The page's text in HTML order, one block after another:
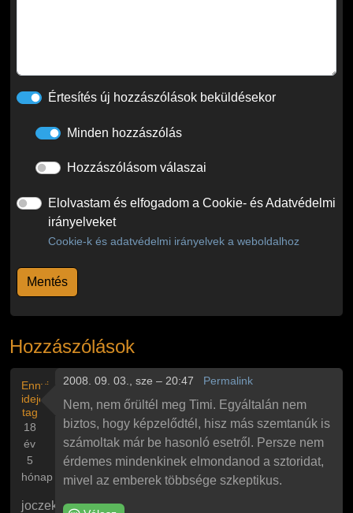
Értesítés új hozzászólások beküldésekor
Minden hozzászólás
Hozzászólásom válaszai
Elolvastam és elfogadom a Cookie- és Adatvédelmi
irányelveket
Cookie-k és adatvédelmi irányelvek a weboldalhoz
Hozzászólások
Ennyi
ideje
tag
18
év
5
hónap
joczek
2008. 09. 03., sze – 20:47 Permalink
Nem, nem őrültél meg Timi. Egyáltalán nem
biztos, hogy képzelődtél, hisz más szemtanúk is
számoltak már be hasonló esetről. Persze nem
érdemes mindenkinek elmondanod a sztoridat,
mivel az emberek többsége szkeptikus.